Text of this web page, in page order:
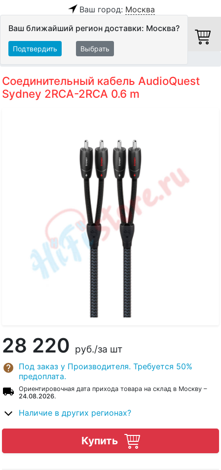
Ваш город: Москва
Ваш ближайший регион доставки: Москва?
Подтвердить Выбрать
Соединительный кабель AudioQuest
Sydney 2RCA-2RCA 0.6 m
28 220 руб./за шт
Под заказ у Производителя. Требуется 50%
предоплата.
Ориентировочная дата прихода товара на склад в Москву –
24.08.2026.
Наличие в других регионах?
Купить